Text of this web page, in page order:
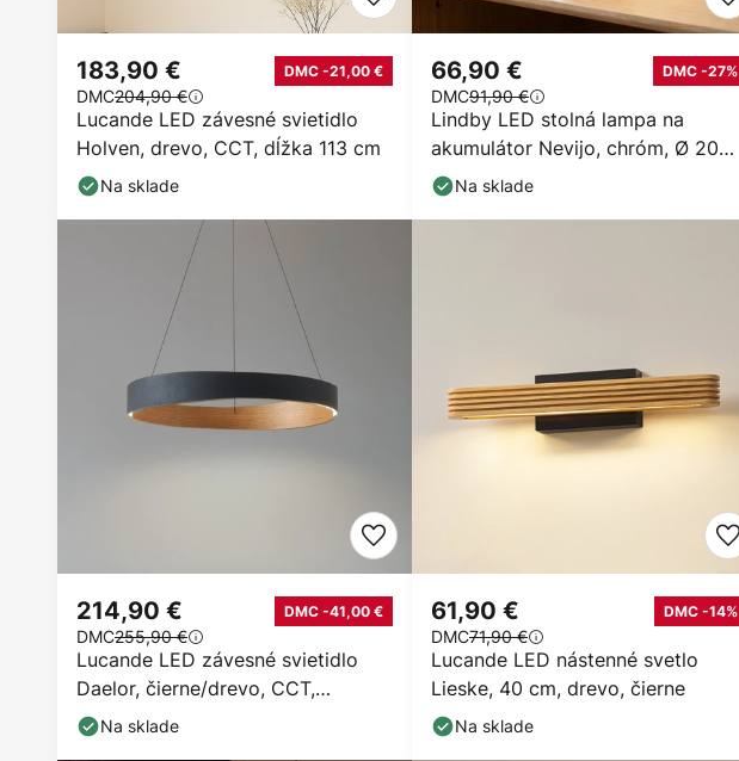
Lucande LED závesné svietidlo
Holven, drevo, CCT, dĺžka 113 cm
183,90 € DMC -21,00 €
DMC204,90 €
Na sklade
Lindby LED stolná lampa na
akumulátor Nevijo, chróm, Ø 20
cm, USB, stmievač
66,90 € DMC -27%
DMC91,90 €
Na sklade
Lucande LED závesné svietidlo
Daelor, čierne/drevo, CCT,
stmievateľné
214,90 € DMC -41,00 €
DMC255,90 €
Na sklade
Lucande LED nástenné svetlo
Lieske, 40 cm, drevo, čierne
61,90 € DMC -14%
DMC71,90 €
Na sklade